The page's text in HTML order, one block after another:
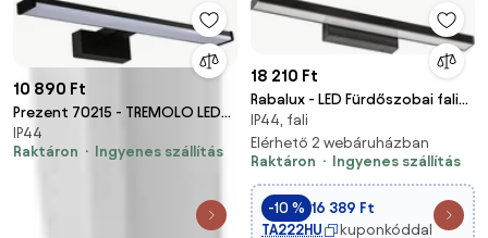
10 890 Ft
Prezent 70215 - TREMOLO LED
fürdőszobai tükörvilágítás 8W
IP44
IP44
Raktáron
Ingyenes szállítás
18 210 Ft
Rabalux - LED Fürdőszobai fali
lámpa LED/12W/230V IP44
IP44, fali
Elérhető 2 webáruházban
Raktáron
Ingyenes szállítás
-10 % 16 389 Ft
TA222HU
kuponkóddal